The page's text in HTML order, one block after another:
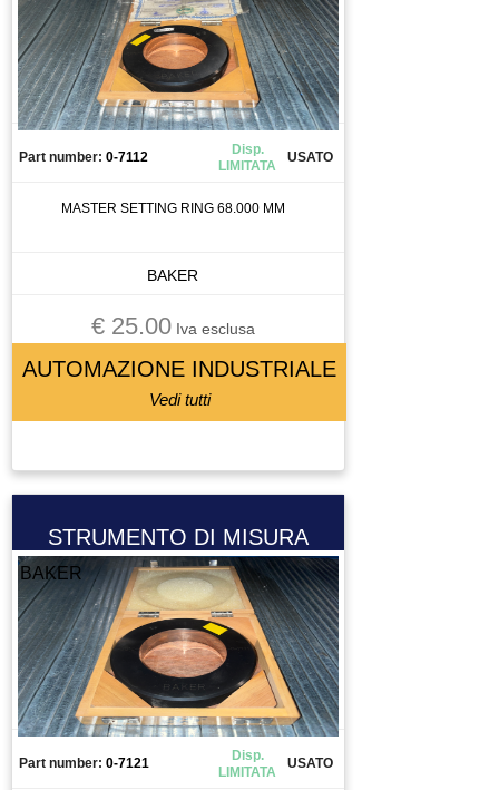
Part number: 0-7112
Disp.
LIMITATA
USATO
MASTER SETTING RING 68.000 MM
BAKER
€ 25.00Iva esclusa
AUTOMAZIONE INDUSTRIALE
Vedi tutti
STRUMENTO DI MISURA
BAKER
Part number: 0-7121
Disp.
LIMITATA
USATO